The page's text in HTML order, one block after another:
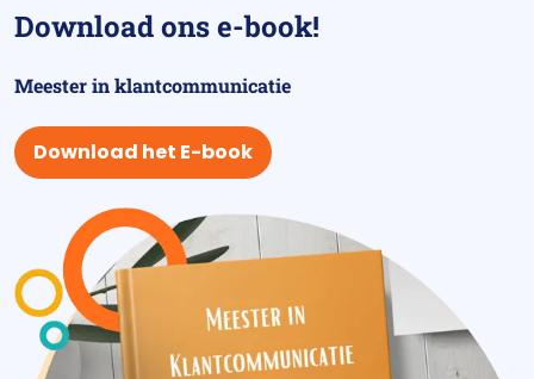
Download ons e-book!
Meester in klantcommunicatie
Download het E-book